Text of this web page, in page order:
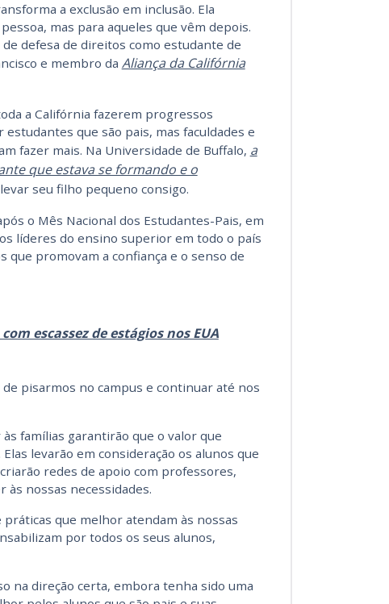
a exclusão em inclusão. Ela
mas para aqueles que vêm depois.
defesa de direitos como estudante de
e membro da Aliança da Califórnia
a Califórnia fazerem progressos
que são pais, mas faculdades e
fazer mais. Na Universidade de Buffalo, a
que estava se formando e o
seu filho pequeno consigo.
o Mês Nacional dos Estudantes-Pais, em
líderes do ensino superior em todo o país
promovam a confiança e o senso de
escassez de estágios nos EUA
pisarmos no campus e continuar até nos
famílias garantirão que o valor que
levarão em consideração os alunos que
redes de apoio com professores,
às nossas necessidades.
que melhor atendam às nossas
por todos os seus alunos,
na direção certa, embora tenha sido uma